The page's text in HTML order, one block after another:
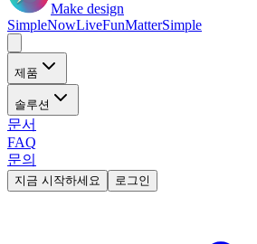
Make design
SimpleNowLiveFunMatterSimple
제품
솔루션
문서
FAQ
문의
지금 시작하세요 로그인